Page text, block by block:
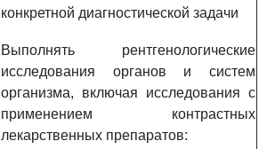
конкретной диагностической задачи
Выполнять рентгенологические
исследования органов и систем
организма, включая исследования с
применением контрастных
лекарственных препаратов: